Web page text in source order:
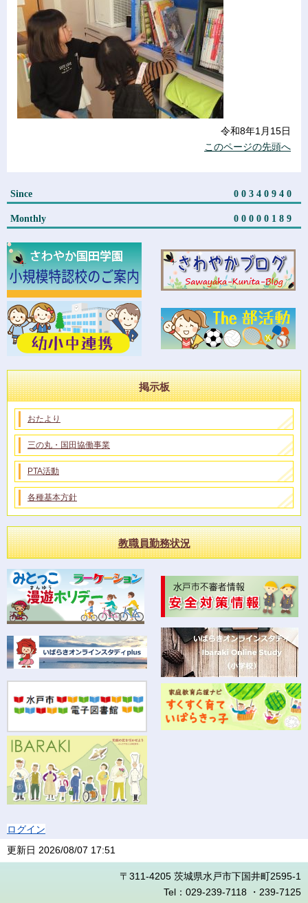
Since 00340940
Monthly 00000189
掲示板
おたより
三の丸・国田協働事業
PTA活動
各種基本方針
教職員勤務状況
令和8年1月15日
このページの先頭へ
更新日 2026/08/07 17:51
ログイン
〒311-4205 茨城県水戸市下国井町2595-1
Tel：029-239-7118 ・239-7125